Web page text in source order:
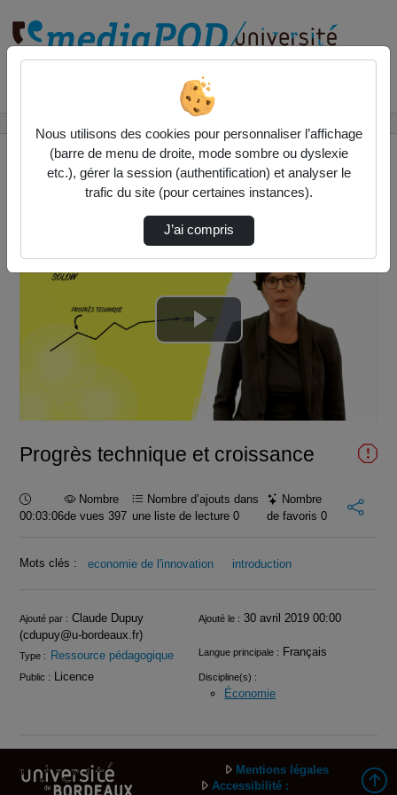
Lire
la
vidéo
Progrès technique et croissance
Durée :
00:03:06
Nombre
de vues 397
Nombre d’ajouts dans
une liste de lecture0
Nombre
de favoris 0
Mots clés : economie de l'innovation introduction
Infos
Ajouté par : Claude Dupuy
(cdupuy@u-bordeaux.fr)
Ajouté le : 30 avril 2019 00:00
Type : Ressource pédagogique Langue principale : Français
Public : Licence Discipline(s) :
Économie
Mentions légales
Accessibilité :
Nous utilisons des cookies pour personnaliser l’affichage
(barre de menu de droite, mode sombre ou dyslexie
etc.), gérer la session (authentification) et analyser le
trafic du site (pour certaines instances).
J’ai compris